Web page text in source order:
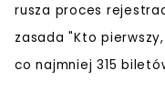
rusza proces
zasada "Kto
co najmniej 315